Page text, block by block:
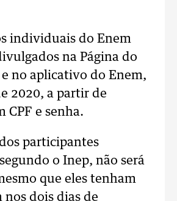
individuais do Enem
na Página do
no aplicativo do Enem,
2020, a partir de
CPF e senha.
participantes
o Inep, não será
que eles tenham
nos dois dias de